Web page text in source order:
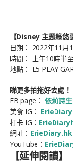
【Disney 主題綠悠
日期： 2022年11月
時間：
上午10時半
地點： L5 PLAY
睇更多拍拖好去處！
FB page： 依莉詩
美食 IG： ErieDiary
打卡 IG：
網址： ErieDiary.hk
YouTube： Erie
【延伸閱讀】